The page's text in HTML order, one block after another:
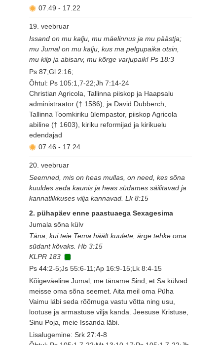
07.49 - 17.22
19. veebruar
Issand on mu kalju, mu mäelinnus ja mu päästja;
mu Jumal on mu kalju, kus ma pelgupaika otsin,
mu kilp ja abisarv, mu kõrge varjupaik! Ps 18:3
Ps 87;Gl 2:16;
Õhtul: Ps 105:1,7-22;Jh 7:14-24
Christian Agricola, Tallinna piiskop ja Haapsalu
administraator († 1586), ja David Dubberch,
Tallinna Toomkiriku ülempastor, piiskop Agricola
abiline († 1603), kiriku reformijad ja kirikuelu
edendajad
07.46 - 17.24
20. veebruar
Seemned, mis on heas mullas, on need, kes sõna
kuuldes seda kaunis ja heas südames säilitavad ja
kannatlikkuses vilja kannavad. Lk 8:15
2. pühapäev enne paastuaega Sexagesima
Jumala sõna külv
Täna, kui teie Tema häält kuulete, ärge tehke oma
südant kõvaks. Hb 3:15
KLPR 183
Ps 44:2-5;Js 55:6-11;Ap 16:9-15;Lk 8:4-15
Kõigeväeline Jumal, me täname Sind, et Sa külvad
meisse oma sõna seemet. Aita meil oma Püha
Vaimu läbi seda rõõmuga vastu võtta ning usu,
lootuse ja armastuse vilja kanda. Jeesuse Kristuse,
Sinu Poja, meie Issanda läbi.
Lisalugemine: Srk 27:4-8